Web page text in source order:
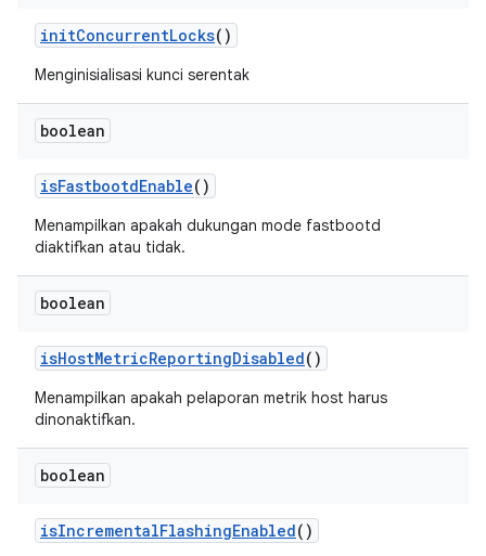
initConcurrentLocks()
Menginisialisasi kunci serentak
boolean
isFastbootdEnable()
Menampilkan apakah dukungan mode fastbootd
diaktifkan atau tidak.
boolean
isHostMetricReportingDisabled()
Menampilkan apakah pelaporan metrik host harus
dinonaktifkan.
boolean
isIncrementalFlashingEnabled()